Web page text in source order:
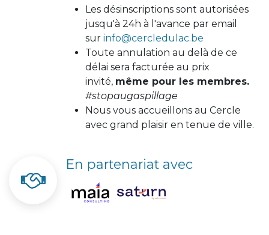
Les désinscriptions sont autorisées
jusqu'à 24h à l'avance par email
sur info@cercledulac.be
Toute annulation au delà de ce
délai sera facturée au prix
invité, même pour les membres.
#stopaugaspillage
Nous vous accueillons au Cercle
avec grand plaisir en tenue de ville.
En partenariat avec